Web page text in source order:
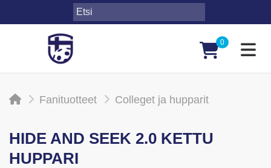
0
Fanituotteet Colleget ja hupparit
HIDE AND SEEK 2.0 KETTU
HUPPARI